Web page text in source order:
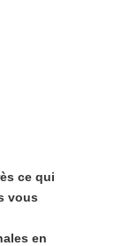
ce qui
vous
en